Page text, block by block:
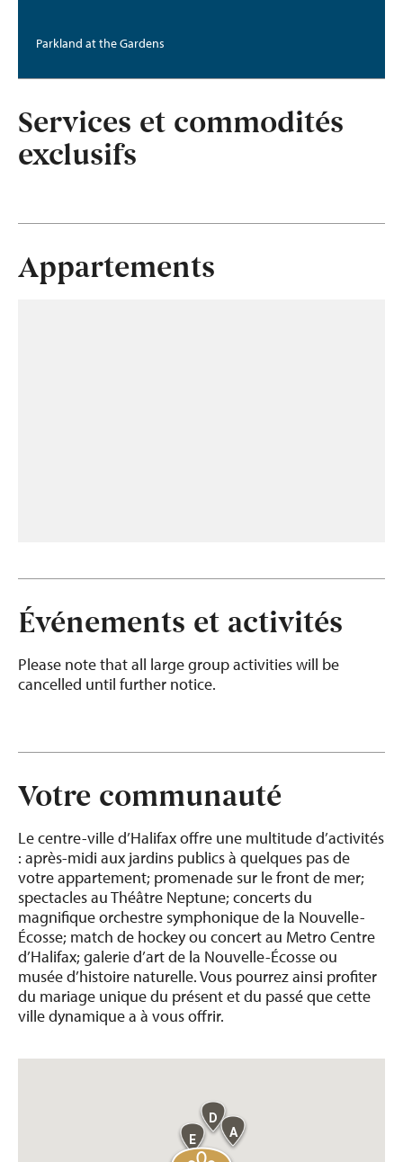
Parkland at the Gardens
Services et commodités
exclusifs
Appartements
Événements et activités
Please note that all large group activities will be
cancelled until further notice.
Votre communauté
Le centre-ville d’Halifax offre une multitude d’activités
: après-midi aux jardins publics à quelques pas de
votre appartement; promenade sur le front de mer;
spectacles au Théâtre Neptune; concerts du
magnifique orchestre symphonique de la Nouvelle-
Écosse; match de hockey ou concert au Metro Centre
d’Halifax; galerie d’art de la Nouvelle-Écosse ou
musée d’histoire naturelle. Vous pourrez ainsi profiter
du mariage unique du présent et du passé que cette
ville dynamique a à vous offrir.
A
D
E